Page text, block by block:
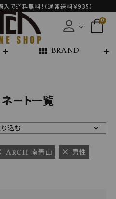
送料無料！（通常送料￥935）
0
view_module BRAND
ート一覧
込む
ARCH 南青山
男性